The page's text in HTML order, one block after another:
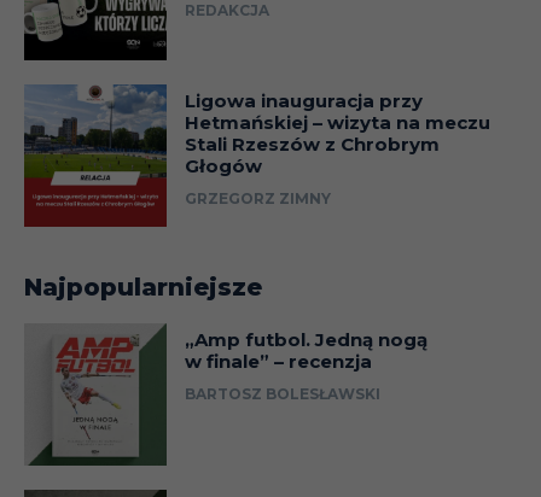
REDAKCJA
Ligowa inauguracja przy
Hetmańskiej – wizyta na meczu
Stali Rzeszów z Chrobrym
Głogów
GRZEGORZ ZIMNY
Najpopularniejsze
„Amp futbol. Jedną nogą
w finale” – recenzja
BARTOSZ BOLESŁAWSKI